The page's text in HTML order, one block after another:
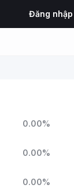
Đăng nhập
0.00%
0.00%
0.00%